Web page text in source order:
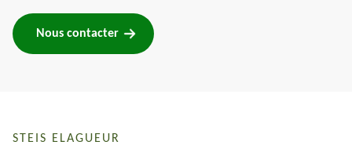
Nous contacter
STEIS ELAGUEUR